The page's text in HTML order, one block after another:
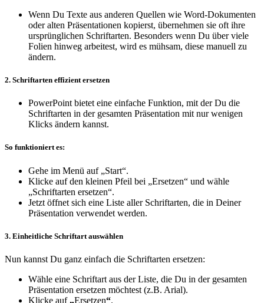
Wenn Du Texte aus anderen Quellen wie Word-Dokumenten
oder alten Präsentationen kopierst, übernehmen sie oft ihre
ursprünglichen Schriftarten. Besonders wenn Du über viele
Folien hinweg arbeitest, wird es mühsam, diese manuell zu
ändern.
2. Schriftarten effizient ersetzen
PowerPoint bietet eine einfache Funktion, mit der Du die
Schriftarten in der gesamten Präsentation mit nur wenigen
Klicks ändern kannst.
So funktioniert es:
Gehe im Menü auf „Start“.
Klicke auf den kleinen Pfeil bei „Ersetzen“ und wähle
„Schriftarten ersetzen“.
Jetzt öffnet sich eine Liste aller Schriftarten, die in Deiner
Präsentation verwendet werden.
3. Einheitliche Schriftart auswählen
Nun kannst Du ganz einfach die Schriftarten ersetzen:
Wähle eine Schriftart aus der Liste, die Du in der gesamten
Präsentation ersetzen möchtest (z.B. Arial).
Klicke auf „Ersetzen“.